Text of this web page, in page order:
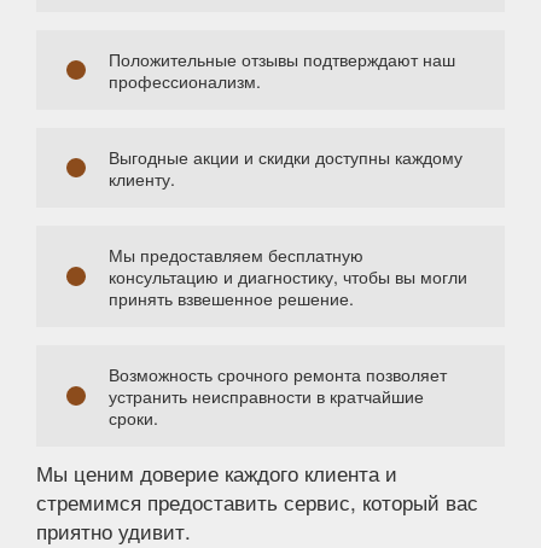
Положительные отзывы подтверждают наш
профессионализм.
Выгодные акции и скидки доступны каждому
клиенту.
Мы предоставляем бесплатную
консультацию и диагностику, чтобы вы могли
принять взвешенное решение.
Возможность срочного ремонта позволяет
устранить неисправности в кратчайшие
сроки.
Мы ценим доверие каждого клиента и
стремимся предоставить сервис, который вас
приятно удивит.